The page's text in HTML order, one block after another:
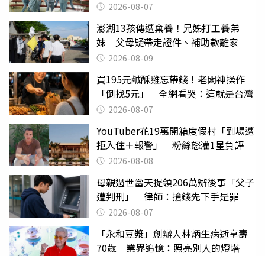
2026-08-07
澎湖13孩傳遭棄養！兄姊打工養弟
妹 父母疑帶走證件、補助款離家
2026-08-09
買195元鹹酥雞忘帶錢！老闆神操作
「倒找5元」 全網看哭：這就是台灣
2026-08-07
YouTuber花19萬開箱度假村「到場遭
拒入住＋報警」 粉絲怒灌1星負評
2026-08-08
母親過世當天提領206萬辦後事「父子
遭判刑」 律師：搶錢先下手是罪
2026-08-07
「永和豆漿」創辦人林炳生病逝享壽
70歲 業界追憶：照亮別人的燈塔